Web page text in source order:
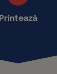
Printează